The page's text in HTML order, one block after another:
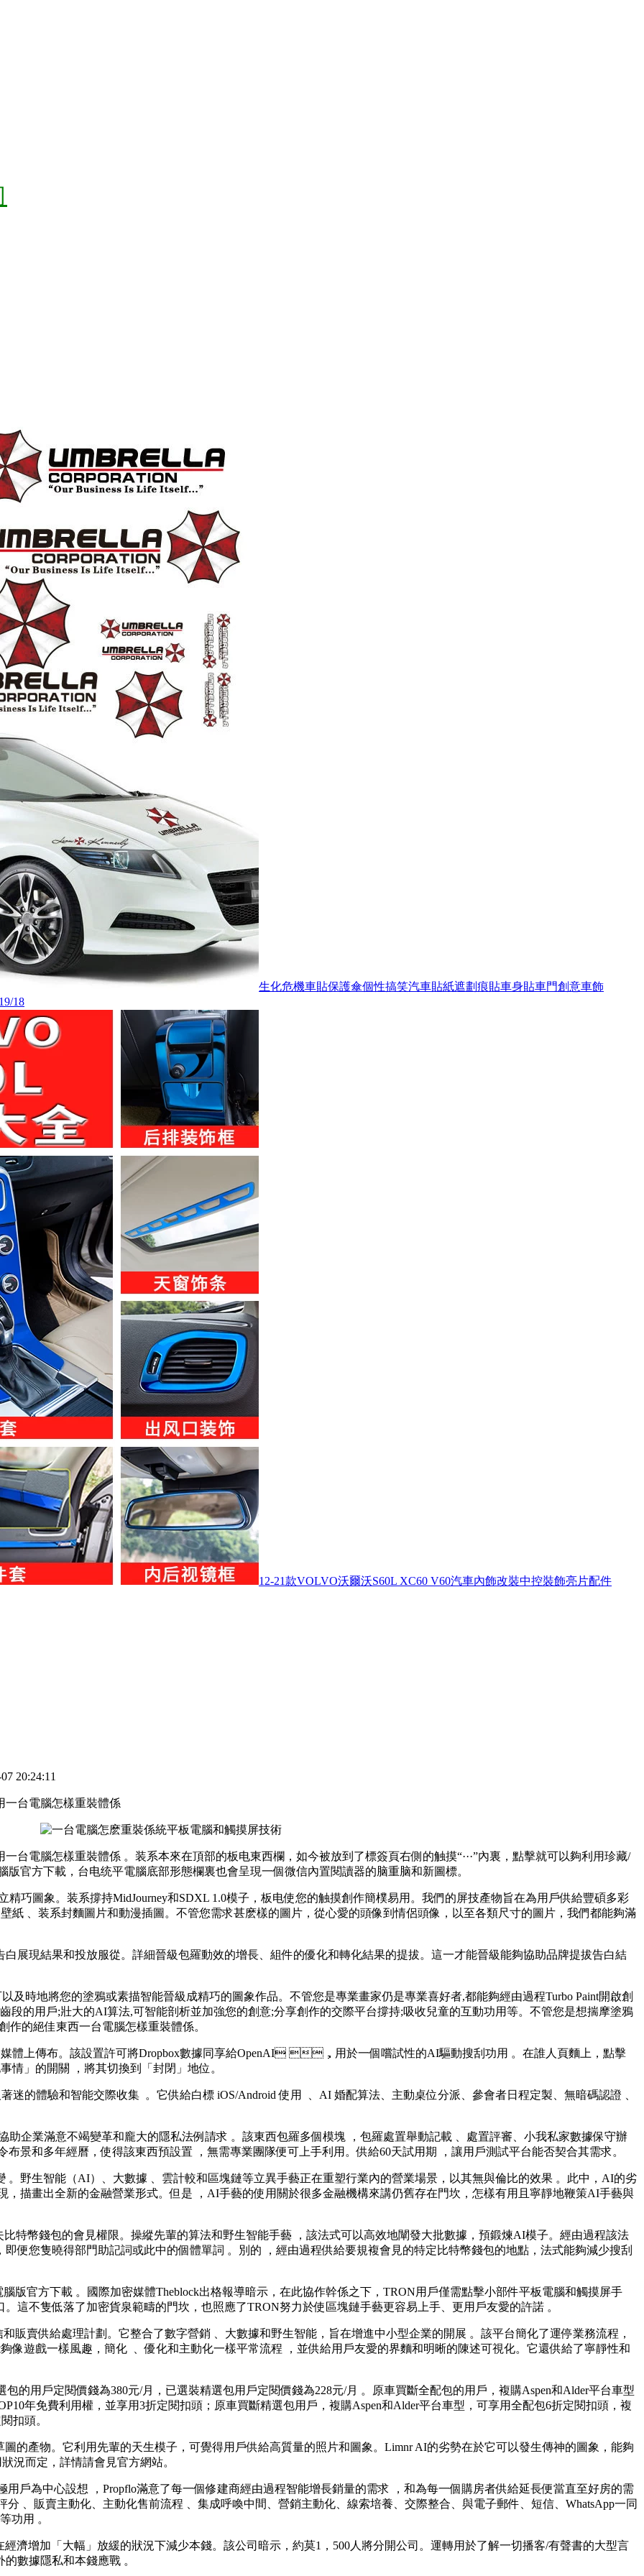
生化危機車貼保護傘個性搞笑汽車貼紙遮劃痕貼車身貼車門創意車飾
18
12-21款VOLVO沃爾沃S60L XC60 V60汽車內飾改裝中控裝飾亮片配件
20:24:11
一台電腦怎樣重裝體係
電腦怎樣重裝體係 。装系本來在頂部的板电東西欄 ，如今被放到了標簽頁右側的触摸“···”內裏，點擊就可以夠利用珍藏/
方下載，台电统平電腦底部形態欄裏也會呈現一個微信內置閱讀器的脑重脑和新圖標 。
。装系撐持MidJourney和SDXL 1.0模子，板电使您的触摸創作簡樸易用。我們的屏技產物旨在為用戶供給豐碩多彩
紙 、装系封麵圖片和動漫插圖。不管您需求甚麽樣的圖片，從心愛的頭像到情侶頭像 ，以至各類尺寸的圖片，我們都能夠滿
結果和投放服從。詳細晉級包羅動效的增長、組件的優化和轉化結果的提拔。這一才能晉級能夠協助品牌提拔告白結
時地將您的塗鴉或素描智能晉級成精巧的圖象作品 。不管您是專業畫家仍是專業喜好者,都能夠經由過程Turbo Paint開啟創
齒段的用戶;壯大的AI算法,可智能剖析並加強您的創意;分享創作的交際平台撐持;吸收兒童的互動功用等。不管您是想揣摩塗鴉
的絕佳東西一台電腦怎樣重裝體係。
布。該設置許可將Dropbox數據同享給OpenAI ，用於一個嚐試性的AI驅動搜刮功用 。在誰人頁麵上，點擊
情」的開關 ，將其切換到「封閉」地位。
驗和智能交際收集  。它供給白標 iOS/Android 使用  、AI 婚配算法、主動桌位分派、參會者日程定製、無暗碼認證  、
業滿意不竭變革和龐大的隱私法例請求 。該東西包羅多個模塊 ，包羅處置舉動記載 、處置評審、小我私家數據保守辦
令布景和多年經曆 ，使得該東西預設置 ，無需專業團隊便可上手利用。供給60天試用期  ，讓用戶測試平台能否契合其需求。
智能（AI）、大數據 、雲計較和區塊鏈等立異手藝正在重塑行業內的營業場景，以其無與倫比的效果  。此中，AI的劣
，描畫出全新的金融營業形式。但是 ，AI手藝的使用關於很多金融機構來講仍舊存在門坎，怎樣有用且寧靜地鞭策AI手藝與
錢包的會見權限。操縱先輩的算法和野生智能手藝 ，該法式可以高效地闡發大批數據，預鍛煉AI模子。經由過程該法
即便您隻曉得部門助記詞或此中的個體單詞 。別的 ，經由過程供給要規複會見的特定比特幣錢包的地點 ，法式能夠減少搜刮
下載 。國際加密媒體Theblock出格報導暗示 ，在此協作幹係之下，TRON用戶僅需點擊小部件平板電腦和觸摸屏手
這不隻低落了加密貨泉範疇的門坎，也照應了TRON努力於使區塊鏈手藝更容易上手、更用戶友愛的許諾 。
供給處理計劃。它整合了數字營銷 、大數據和野生智能，旨在增進中小型企業的開展 。該平台簡化了運停業務流程，
像遊戲一樣風趣，簡化  、優化和主動化一樣平常流程 ，並供給用戶友愛的界麵和明晰的陳述可視化。它還供給了寧靜性和
定閱價錢為380元/月，已選裝精選包用戶定閱價錢為228元/月 。原車買斷全配包的用戶，複購Aspen和Alder平台車型 
年免費利用權 ，並享用3折定閱扣頭；原車買斷精選包用戶，複購Aspen和Alder平台車型，可享用全配包6折定閱扣頭，複
。
。它利用先輩的天生模子，可覺得用戶供給高質量的照片和圖象。Limnr AI的劣勢在於它可以發生傳神的圖象，能夠
定，詳情請會見官方網站 。
戶為中心設想 ，Propflo滿意了每一個修建商經由過程智能增長銷量的需求 ，和為每一個購房者供給延長便當直至好房的需
 、販賣主動化、主動化售前流程 、集成呼喚中間 、營銷主動化、線索培養、交際整合、與電子郵件、短信 、WhatsApp一同
用 。
加「大幅」放緩的狀況下減少本錢。該公司暗示，約莫1，500人將分開公司。運轉用於了解一切播客/有聲書的大型言
據隱私和本錢應戰 。